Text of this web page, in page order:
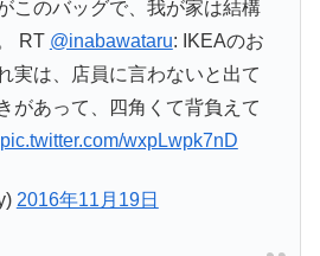
このバッグで、我が家は結構
RT @inabawataru: IKEAのお
実は、店員に言わないと出て
があって、四角くて背負えて
pic.twitter.com/wxpLwpk7nD
2016年11月19日